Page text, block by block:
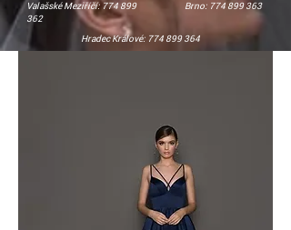
Valašské Meziříčí: 774 899
362
Brno: 774 899 363
Hradec Králové: 774 899 364